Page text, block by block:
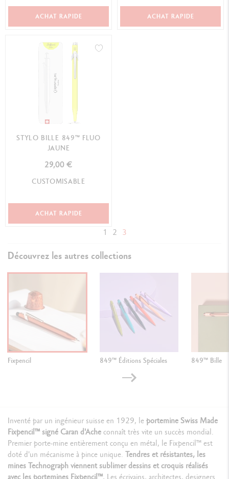
ACHAT RAPIDE ACHAT RAPIDE
STYLO BILLE 849™ FLUO
JAUNE
29,00 €
CUSTOMISABLE
ACHAT RAPIDE
1 2 3
Découvrez les autres collections
Fixpencil 849™ Éditions Spéciales 849™ Bille
Inventé par un ingénieur suisse en 1929, leportemine Swiss Made
Fixpencil™ signé Caran d'Acheconnaît très vite un succès mondial.
Premier porte-mine entièrement conçu en métal, le Fixpencil™ est
doté d'un mécanisme à pince unique. Tendres et résistantes, les
mines Technograph viennent sublimer dessins et croquis réalisés
avec les portemines Fixpencil™. Les écrivains, architectes, designers